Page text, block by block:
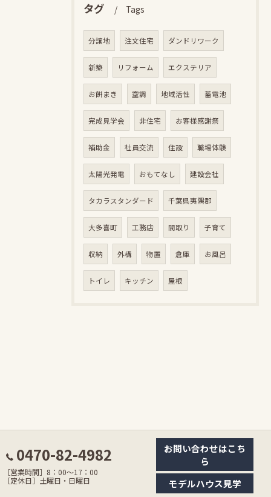
タグ Tags
分譲地 注文住宅 ダンドリワーク
新築 リフォーム エクステリア
お餅まき 空調 地域活性 蓄電池
完成見学会 非住宅 お客様感謝祭
補助金 社員交流 住設 職場体験
太陽光発電 おもてなし 建設会社
タカラスタンダード 千葉県夷隅郡
大多喜町 工務店 間取り 子育て
収納 外構 物置 倉庫 お風呂
トイレ キッチン 屋根
0470-82-4982
［営業時間］8：00〜17：00
［定休日］土曜日・日曜日
お問い合わせはこち
ら
モデルハウス見学